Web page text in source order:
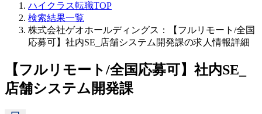
ハイクラス転職TOP
検索結果一覧
株式会社ゲオホールディングス：【フルリモート/全国
応募可】社内SE_店舗システム開発課の求人情報詳細
【フルリモート/全国応募可】社内SE_
店舗システム開発課